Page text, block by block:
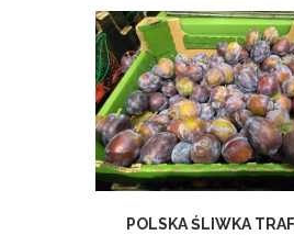
POLSKA ŚLIWKA